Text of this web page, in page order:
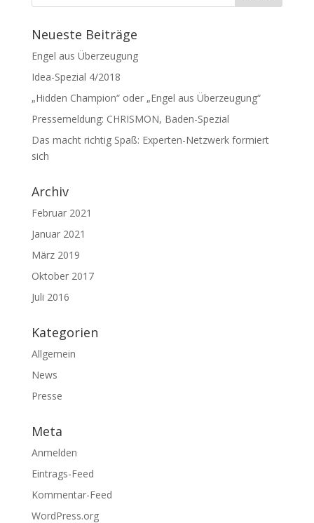
Neueste Beiträge
Engel aus Überzeugung
Idea-Spezial 4/2018
„Hidden Champion“ oder „Engel aus Überzeugung“
Pressemeldung: CHRISMON, Baden-Spezial
Das macht richtig Spaß: Experten-Netzwerk formiert
sich
Archiv
Februar 2021
Januar 2021
März 2019
Oktober 2017
Juli 2016
Kategorien
Allgemein
News
Presse
Meta
Anmelden
Eintrags-Feed
Kommentar-Feed
WordPress.org